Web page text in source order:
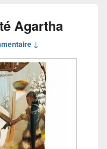
Agartha
↓